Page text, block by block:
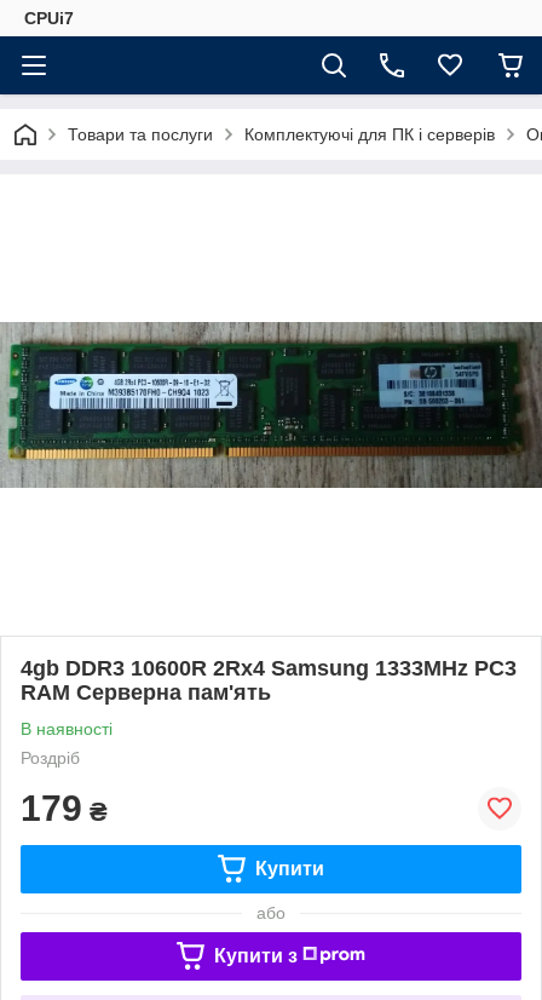
CPUi7
Товари та послуги Комплектуючі для ПК і серверів
4gb DDR3 10600R 2Rx4 Samsung 1333MHz PC3
RAM Серверна пам'ять
В наявності
Роздріб
179 ₴
Купити
або
Купити з